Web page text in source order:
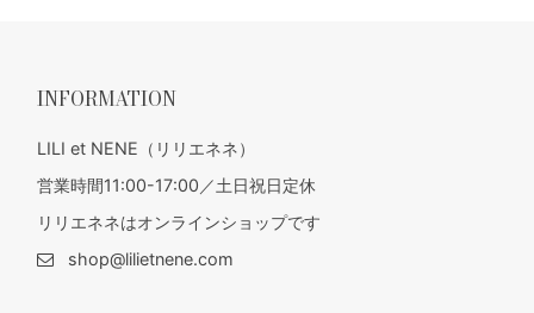
INFORMATION
LILI et NENE（リリエネネ）
営業時間11:00-17:00／土日祝日定休
リリエネネはオンラインショップです
shop@lilietnene.com